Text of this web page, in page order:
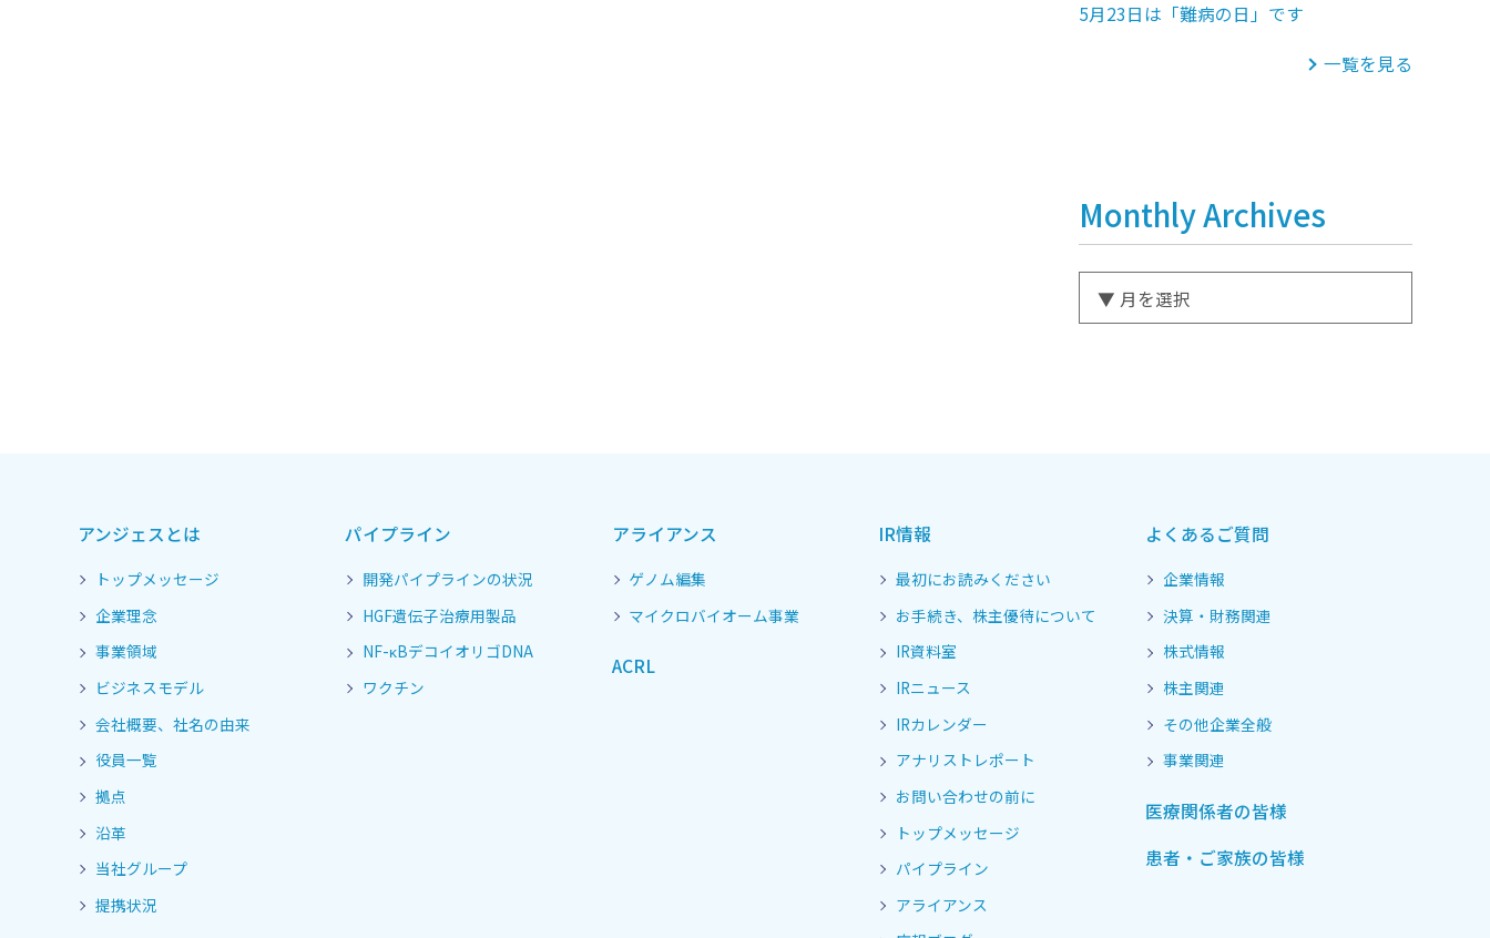
5月23日は「難病の日」です
一覧を見る
Monthly Archives
アンジェスとは
トップメッセージ
企業理念
事業領域
ビジネスモデル
会社概要、社名の由来
役員一覧
拠点
沿革
当社グループ
提携状況
パイプライン
開発パイプラインの状況
HGF遺伝子治療用製品
NF-κBデコイオリゴDNA
ワクチン
アライアンス
ゲノム編集
マイクロバイオーム事業
ACRL
IR情報
最初にお読みください
お手続き、株主優待について
IR資料室
IRニュース
IRカレンダー
アナリストレポート
お問い合わせの前に
トップメッセージ
パイプライン
アライアンス
よくあるご質問
企業情報
決算・財務関連
株式情報
株主関連
その他企業全般
事業関連
医療関係者の皆様
患者・ご家族の皆様